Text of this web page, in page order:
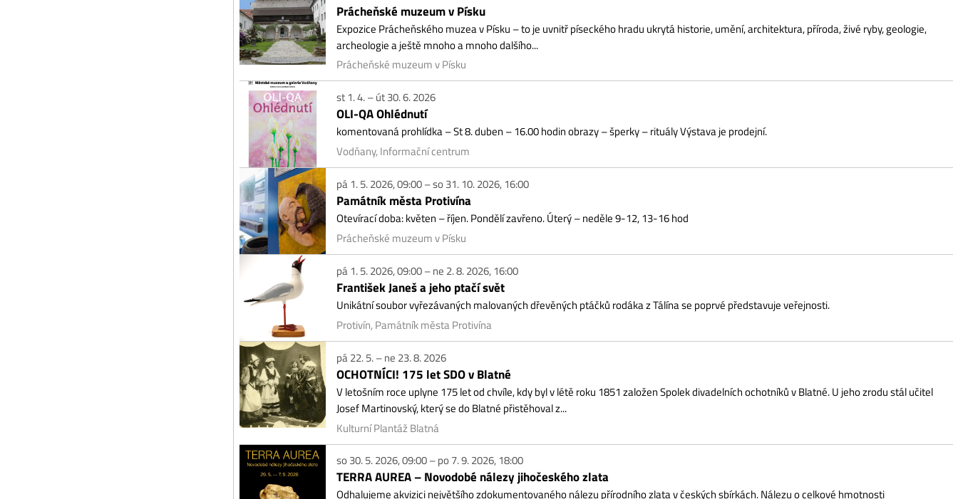
st 1. 4. – út 30. 6. 2026
OLI-QA Ohlédnutí
komentovaná prohlídka – St 8. duben – 16.00 hodin obrazy – šperky – rituály Výstava je prodejní.
Vodňany, Informační centrum
pá 1. 5. 2026, 09:00 – so 31. 10. 2026, 16:00
Památník města Protivína
Otevírací doba: květen – říjen. Pondělí zavřeno. Úterý – neděle 9-12, 13-16 hod
Prácheňské muzeum v Písku
pá 1. 5. 2026, 09:00 – ne 2. 8. 2026, 16:00
František Janeš a jeho ptačí svět
Unikátní soubor vyřezávaných malovaných dřevěných ptáčků rodáka z Tálína se poprvé představuje veřejnosti.
Protivín, Památník města Protivína
pá 22. 5. – ne 23. 8. 2026
OCHOTNÍCI! 175 let SDO v Blatné
V letošním roce uplyne 175 let od chvíle, kdy byl v létě roku 1851 založen Spolek divadelních ochotníků v Blatné. U jeho zrodu stál učitel
Josef Martinovský, který se do Blatné přistěhoval z...
Kulturní Plantáž Blatná
so 30. 5. 2026, 09:00 – po 7. 9. 2026, 18:00
TERRA AUREA – Novodobé nálezy jihočeského zlata
Odhalujeme akvizici největšího zdokumentovaného nálezu přírodního zlata v českých sbírkách. Nálezu o celkové hmotnosti
237 g vévodí unikátní nuget vážící 105 g. Slavnostní zahájení výstavy v rámci muzejní noci 29. 5. od 17 hodin.
Písek, Prácheňské muzeum
pá 19. 6. – so 26. 9. 2026
Kulturní léto Strakonice
KULTURNÍ LÉTO VE STRAKONICÍCH 2026 vstupenky a další info najdete na webu: www.meks-st.cz